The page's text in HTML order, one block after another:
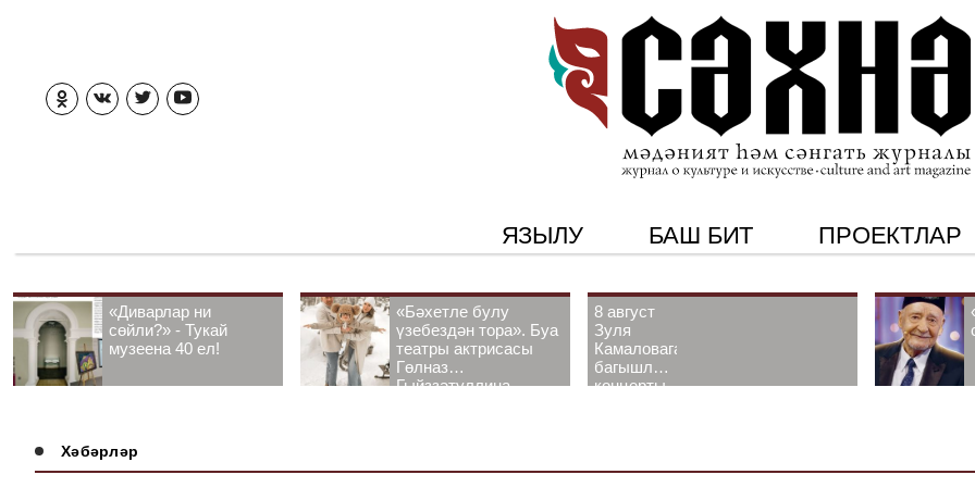
ЯЗЫЛУ БАШ БИТ ПРОЕКТЛАР
«Диварлар ни
сөйли?» - Тукай
музеена 40 ел!
«Бәхетле булу
үзебездән тора». Буа
театры актрисасы
Гөлназ
Гыйззәтуллина-
8 август
Зуля
Камаловага
багышлау
концерты
Хәбәрләр